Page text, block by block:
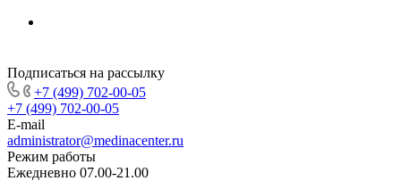
Подписаться на рассылку
+7 (499) 702-00-05
+7 (499) 702-00-05
E-mail
administrator@medinacenter.ru
Режим работы
Ежедневно 07.00-21.00